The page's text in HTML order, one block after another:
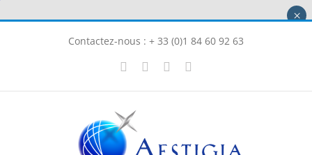
Contactez-nous : + 33 (0)1 84 60 92 63
LinkedInInstagram
×